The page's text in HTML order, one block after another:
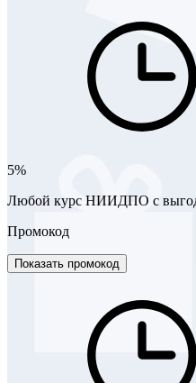
5%
Любой курс НИИДПО с
Промокод
Показать промокод